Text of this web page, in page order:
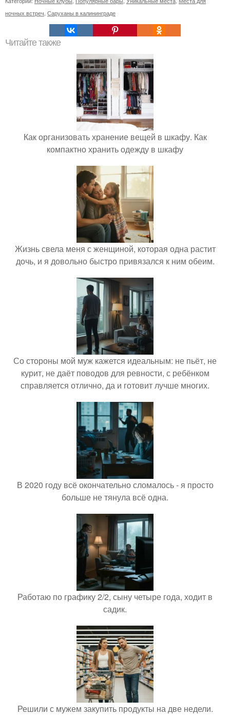
ночных встреч Саруханы в калининграде
Читайте также
Как организовать хранение вещей в шкафу. Как
компактно хранить одежду в шкафу
Жизнь свела меня с женщиной, которая одна растит
дочь, и я довольно быстро привязался к ним обеим.
Со стороны мой муж кажется идеальным: не пьёт, не
курит, не даёт поводов для ревности, с ребёнком
справляется отлично, да и готовит лучше многих.
В 2020 году всё окончательно сломалось - я просто
больше не тянула всё одна.
Работаю по графику 2/2, сыну четыре года, ходит в
садик.
Решили с мужем закупить продукты на две недели.